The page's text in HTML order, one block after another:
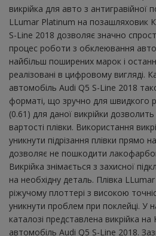
викрійка для авто з антигравійної
LLumar Platinum на позашляховик
S-Line 2018 дозволяє значно
процес роботи з обклеювання
найбільш поширених марок і
реалізовані в цифровому вигляді.
автомобіль Audi Q5 S-Line 2018
форматі, що зручно для швидкого
(0.61) для даної викрійки
вартості плівки. Використання
уникнути підрізання плівки прямо
дозволяє не пошкодити
Викрійка знімається з захисної
на необхідну деталь. Плівка
ріжучому плоттері з високою
уникнути проблем при поклейці. У
каталозі представлена ​​викрійка
автомобіль Audi Q5 S-Line 2018.